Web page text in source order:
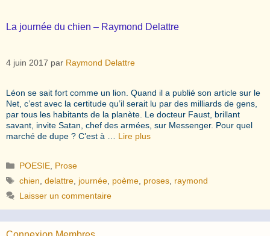
La journée du chien – Raymond Delattre
4 juin 2017 par Raymond Delattre
Léon se sait fort comme un lion. Quand il a publié son article sur le
Net, c’est avec la certitude qu’il serait lu par des milliards de gens,
par tous les habitants de la planète. Le docteur Faust, brillant
savant, invite Satan, chef des armées, sur Messenger. Pour quel
marché de dupe ? C’est à … Lire plus
Catégories
POESIE Prose
Étiquettes
chien ,delattre journée poème proses raymond
Laisser un commentaire